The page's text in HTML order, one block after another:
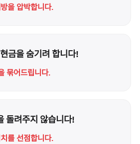
을 압박합니다.
금을 숨기려 합니다!
묶어드립니다.
돌려주지 않습니다!
를 선점합니다.